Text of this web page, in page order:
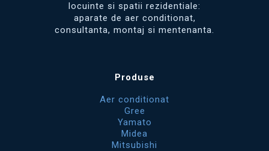
locuinte si spatii rezidentiale:
aparate de aer conditionat,
consultanta, montaj si mentenanta.
Produse
Aer conditionat
Gree
Yamato
Midea
Mitsubishi